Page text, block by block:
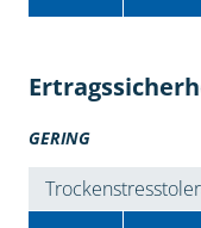
GERING